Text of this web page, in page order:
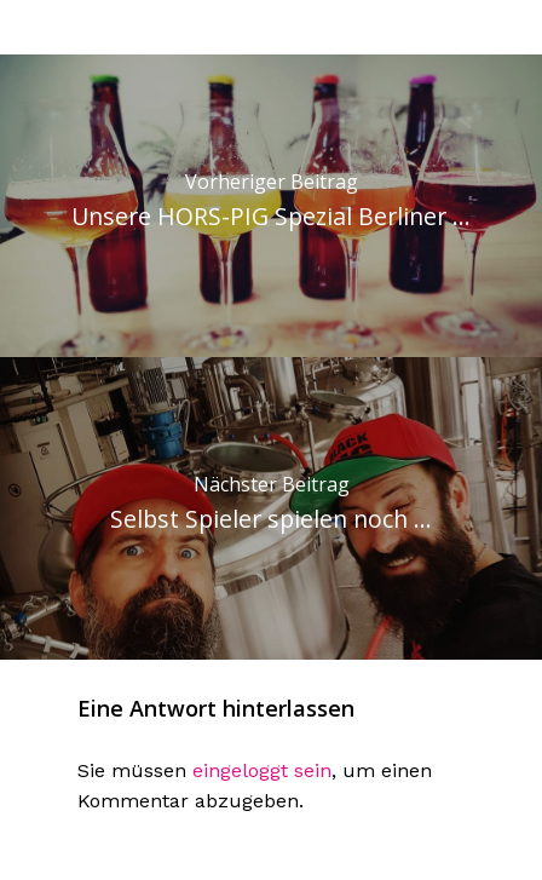
Vorheriger Beitrag
Unsere HORS-PIG Spezial Berliner ...
Nächster Beitrag
Selbst Spieler spielen noch ...
Eine Antwort hinterlassen
Sie müssen eingeloggt sein, um einen
Kommentar abzugeben.